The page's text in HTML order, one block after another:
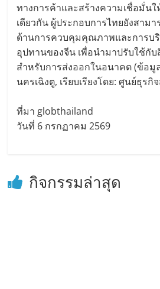
ทางการค้าและสร้างความเชื่อมั่น
เดียวกัน ผู้ประกอบการไทยยังสาม
ด้านการควบคุมคุณภาพและการบ
อุปทานของจีน เพื่อนำมาปรับใช้กับ
สำหรับการส่งออกในอนาคต (ข้อ
นครเฉิงตู, เรียบเรียงโดย: ศูนย์ธุรกิ
ที่มา globthailand
วันที่ 6 กรกฏาคม 2569
กิจกรรมล่าสุด